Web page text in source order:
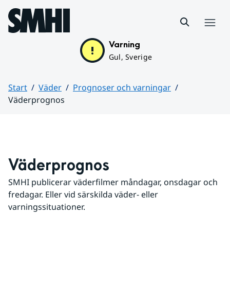
Hoppa till sidans innehåll
Varning
Gul, Sverige
Start Väder
Prognoser och varningar
Väderprognos
Väderprognos
SMHI publicerar väderfilmer måndagar, onsdagar och
fredagar. Eller vid särskilda väder- eller
varningssituationer.